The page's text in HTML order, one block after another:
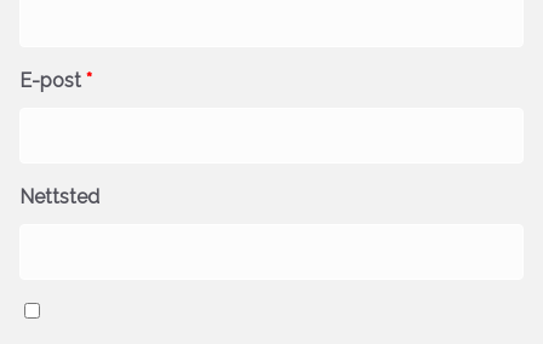
E-post *
Nettsted